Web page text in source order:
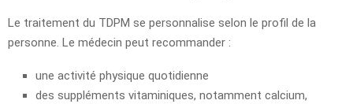
Le traitement du TDPM se personnalise selon le profil de la
personne. Le médecin peut recommander :
une activité physique quotidienne
des suppléments vitaminiques, notamment calcium,